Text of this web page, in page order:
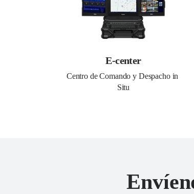
E-center
Centro de Comando y Despacho in
Situ